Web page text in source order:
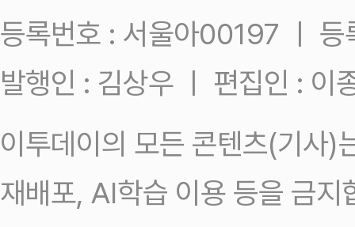
등록번호 : 서울아00197 ㅣ
발행인 : 김상우 ㅣ 편집인 : 이
이투데이의 모든 콘텐츠(기사)
재배포, AI학습 이용 등을 금지